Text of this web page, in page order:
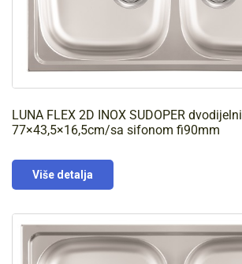
LUNA FLEX 2D INOX SUDOPER dvodijelni
77×43,5×16,5cm/sa sifonom fi90mm
Više detalja